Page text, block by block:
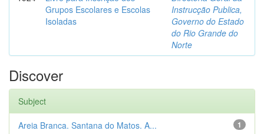
Grupos Escolares e Escolas
Isoladas
Instrucção Publica,
Governo do Estado
do Rio Grande do
Norte
Discover
Subject
1
Areia Branca. Santana do Matos. A...